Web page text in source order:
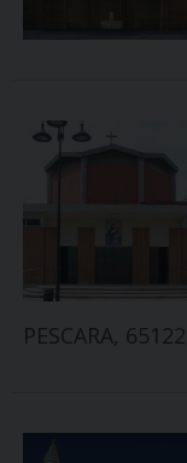
PESCARA,